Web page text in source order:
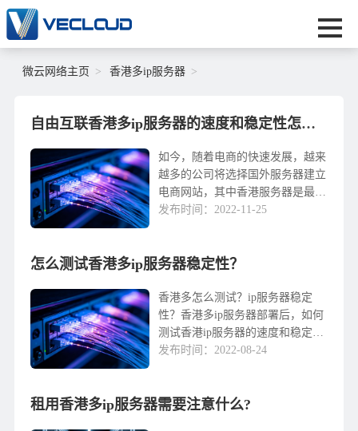
微云网络主页 香港多ip服务器
自由互联香港多ip服务器的速度和稳定性怎么样？
如今，随着电商的快速发展，越来
越多的公司将选择国外服务器建立
电商网站，其中香港服务器是最常
用的，但香港服务器idc许多信息
港服务器。香港微云网络idc按照
造的机柜可容纳1000多个，主...
发布时间：2022-11-25
怎么测试香港多ip服务器稳定性？
香港多怎么测试？ip服务器稳定
性？香港多ip服务器部署后，如何
测试香港ip服务器的速度和稳定性
如何？有什么方法吗？需要注意的
港ip国内香港有很多服务器案例ip
发布时间：2022-08-24
租用香港多ip服务器需要注意什么?